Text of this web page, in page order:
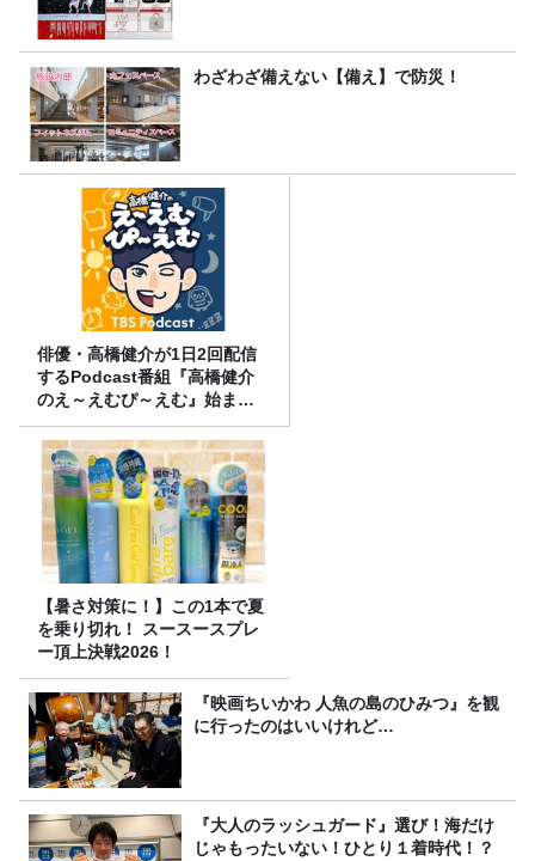
わざわざ備えない【備え】で防災！
俳優・高橋健介が1日2回配信
するPodcast番組『高橋健介
のえ～えむぴ～えむ』始まり
ます
【暑さ対策に！】この1本で夏
を乗り切れ！ スースースプレ
ー頂上決戦2026！
『映画ちいかわ 人魚の島のひみつ』を観
に行ったのはいいけれど…
『大人のラッシュガード』選び！海だけ
じゃもったいない！ひとり１着時代！？